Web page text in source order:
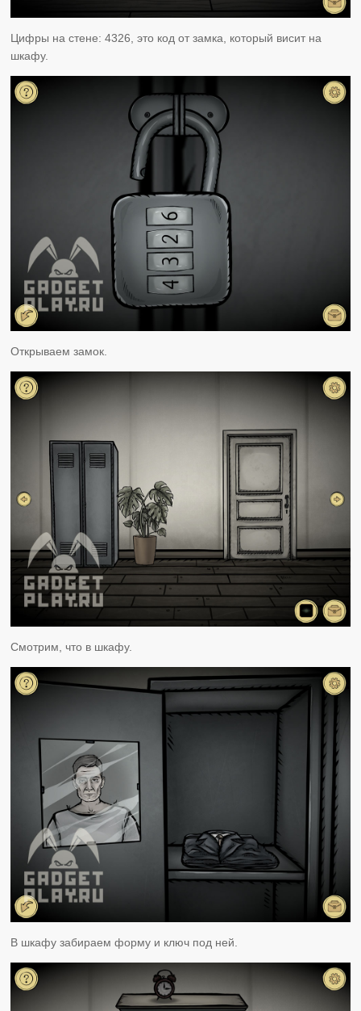
Цифры на стене: 4326, это код от замка, который висит на
шкафу.
Открываем замок.
Смотрим, что в шкафу.
В шкафу забираем форму и ключ под ней.